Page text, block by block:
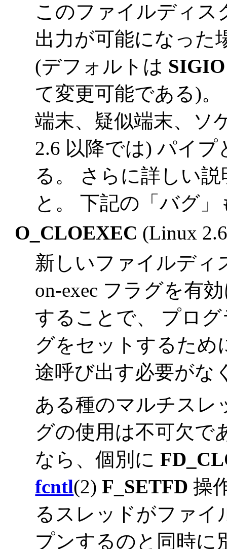
このファイルディス
出力が可能になった
(デフォルトは SIGIO
て変更可能である)
端末、疑似端末、ソ
2.6 以降では) パイ
る。 さらに詳しい
と。 下記の「バグ」
O_CLOEXEC (Linux
新しいファイルディ
on-exec フラグを有
することで、 プロ
グをセットするため
途呼び出す必要がな
ある種のマルチスレ
グの使用は不可欠で
なら、個別に
fcntl(2)F_SETFD 操
るスレッドがファイ
プンするのと同時